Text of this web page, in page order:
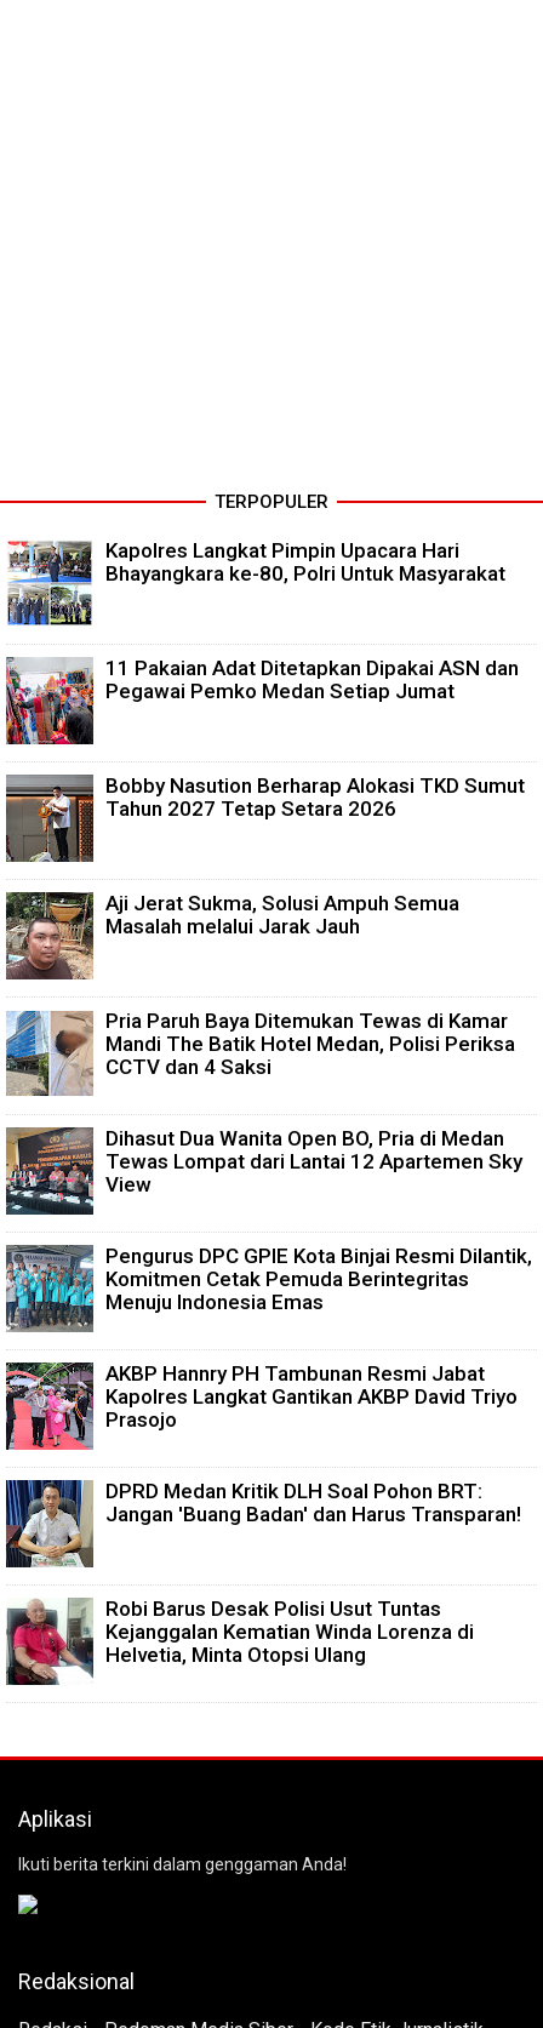
TERPOPULER
Kapolres Langkat Pimpin Upacara Hari
Bhayangkara ke-80, Polri Untuk Masyarakat
11 Pakaian Adat Ditetapkan Dipakai ASN dan
Pegawai Pemko Medan Setiap Jumat
Bobby Nasution Berharap Alokasi TKD Sumut
Tahun 2027 Tetap Setara 2026
Aji Jerat Sukma, Solusi Ampuh Semua
Masalah melalui Jarak Jauh
Pria Paruh Baya Ditemukan Tewas di Kamar
Mandi The Batik Hotel Medan, Polisi Periksa
CCTV dan 4 Saksi
Dihasut Dua Wanita Open BO, Pria di Medan
Tewas Lompat dari Lantai 12 Apartemen Sky
View
Pengurus DPC GPIE Kota Binjai Resmi Dilantik,
Komitmen Cetak Pemuda Berintegritas
Menuju Indonesia Emas
AKBP Hannry PH Tambunan Resmi Jabat
Kapolres Langkat Gantikan AKBP David Triyo
Prasojo
DPRD Medan Kritik DLH Soal Pohon BRT:
Jangan 'Buang Badan' dan Harus Transparan!
Robi Barus Desak Polisi Usut Tuntas
Kejanggalan Kematian Winda Lorenza di
Helvetia, Minta Otopsi Ulang
Aplikasi
Ikuti berita terkini dalam genggaman Anda!
Redaksional